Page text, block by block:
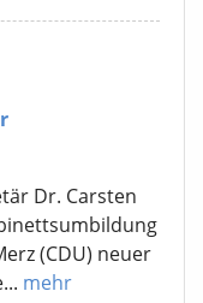
Dr. Carsten
(CDU) neuer
mehr